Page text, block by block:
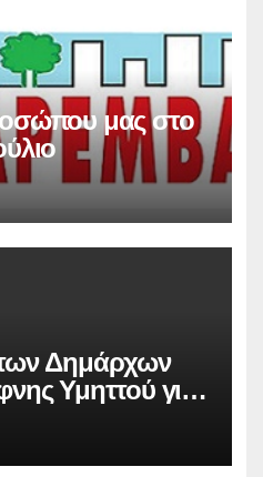
μας στο
Δημάρχων
Υμηττού για
Αρείου Πάγου,
Κοπανά